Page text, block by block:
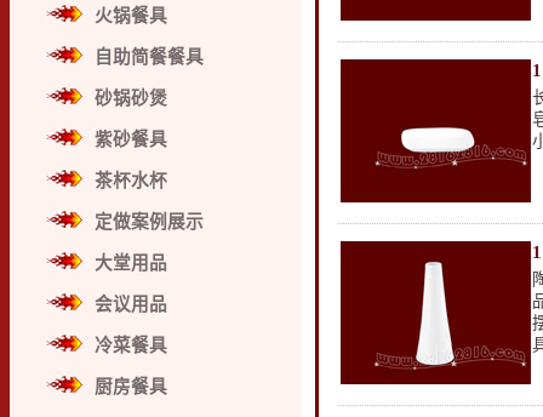
火锅餐具
自助简餐餐具
砂锅砂煲
紫砂餐具
茶杯水杯
定做案例展示
大堂用品
会议用品
冷菜餐具
厨房餐具